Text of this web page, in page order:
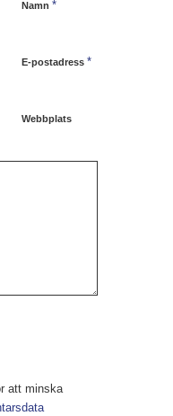
Namn *
E-postadress *
Webbplats
att minska